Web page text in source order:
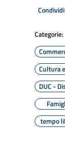
Condividi
Categorie:
Cultura
DUC -
tempo